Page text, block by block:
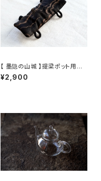
【 墨隐の山城 】提梁ポット用の
ホットマット
¥2,900